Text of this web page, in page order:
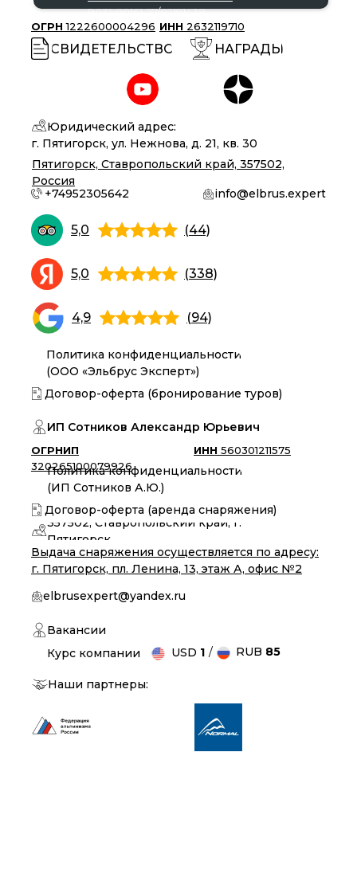
Политика конфиденциальности
(ООО «Эльбрус Эксперт»)
Политика конфиденциальности
(ИП Сотников А.Ю.)
СВИДЕТЕЛЬСТВО
ОГРНИП
320265100079926
ИНН 560301211575
ОГРН 1222600004296 ИНН 2632119710
НАГРАДЫ
Вакансии
ИП Сотников Александр Юрьевич
Договор-оферта (аренда снаряжения)
Договор-оферта (бронирование туров)
Выдача снаряжения осуществляется по адресу:
г. Пятигорск, пл. Ленина, 13, этаж А, офис №2
elbrusexpert@yandex.ru
Пятигорск, Ставропольский край, 357502,
Россия
info@elbrus.expert
357502, Ставропольский край, г.
Пятигорск
Юридический адрес:
г. Пятигорск, ул. Нежнова, д. 21, кв. 30
+74952305642
5,0
Наши партнеры:
(44)
5,0 (338)
4,9 (94)
В031-00161-77/02191438
Курс компании RUB 85
USD 1 /